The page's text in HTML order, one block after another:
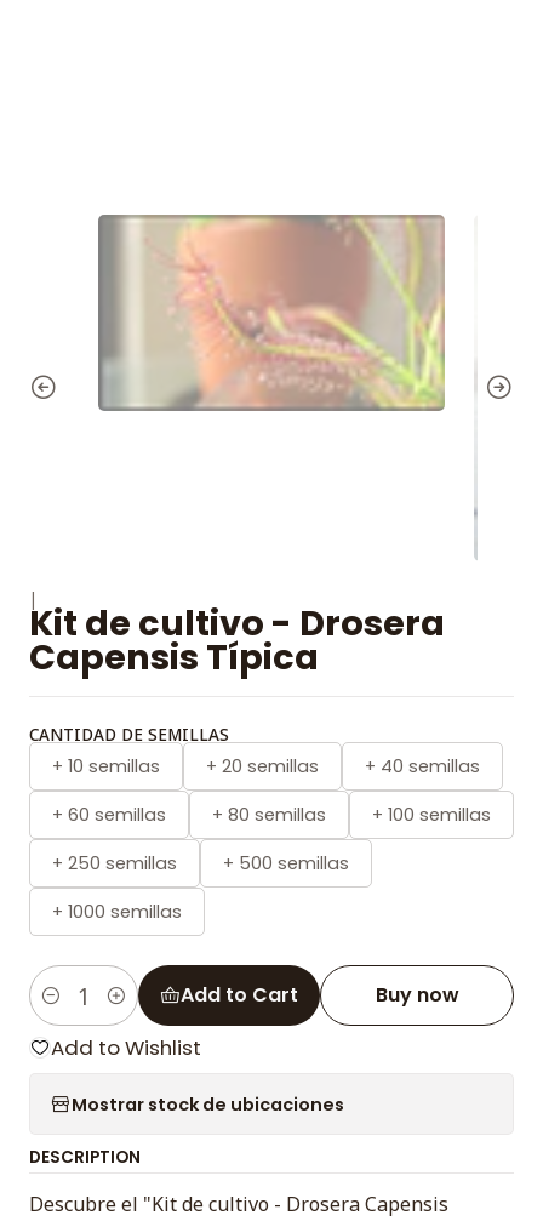
|
Kit de cultivo - Drosera
Capensis Típica
CANTIDAD DE SEMILLAS
+ 10 semillas + 20 semillas
+ 40 semillas
+ 60 semillas
+ 80 semillas
+ 100 semillas
+ 250 semillas
+ 500 semillas
+ 1000 semillas
Quantity Add to Cart Buy now
Add to Wishlist
Mostrar stock de ubicaciones
DESCRIPTION
Descubre el "Kit de cultivo - Drosera Capensis